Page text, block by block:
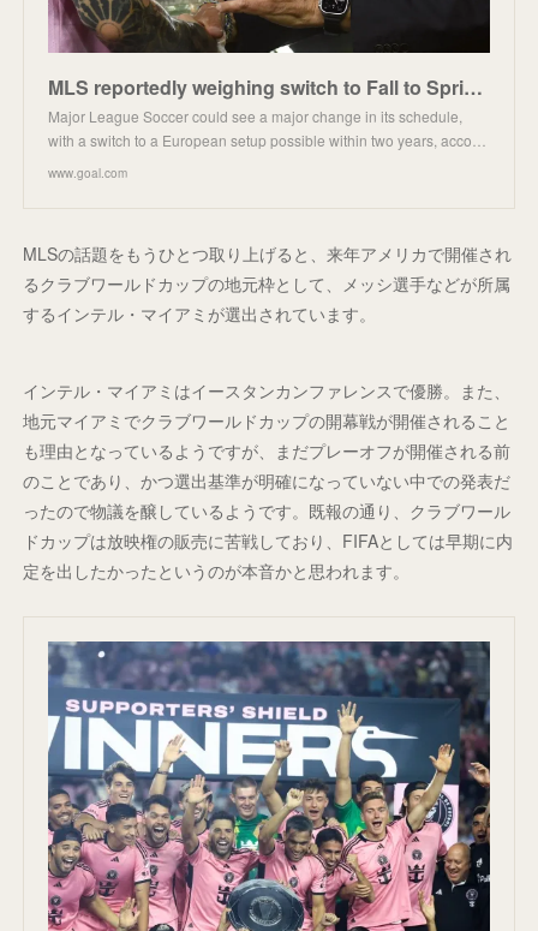
MLS reportedly weighing switch to Fall to Spring calendar by 2026 season | Goal.com
Major League Soccer could see a major change in its schedule,
with a switch to a European setup possible within two years, acco…
www.goal.com
MLSの話題をもうひとつ取り上げると、来年アメリカで開催され
るクラブワールドカップの地元枠として、メッシ選手などが所属
するインテル・マイアミが選出されています。
インテル・マイアミはイースタンカンファレンスで優勝。また、
地元マイアミでクラブワールドカップの開幕戦が開催されること
も理由となっているようですが、まだプレーオフが開催される前
のことであり、かつ選出基準が明確になっていない中での発表だ
ったので物議を醸しているようです。既報の通り、クラブワール
ドカップは放映権の販売に苦戦しており、FIFAとしては早期に内
定を出したかったというのが本音かと思われます。